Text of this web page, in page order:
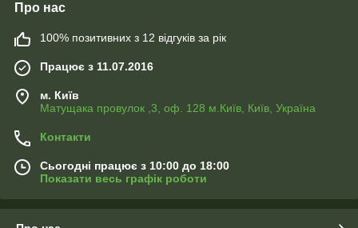
Про нас
100% позитивних з 12 відгуків за рік
Працює з 11.07.2016
м. Київ
Матущака провулок ,3, оф. 128 м.Київ, Київ, Україна
Контакти
Сьогодні працює з 10:00 до 18:00
Показати весь графік роботи